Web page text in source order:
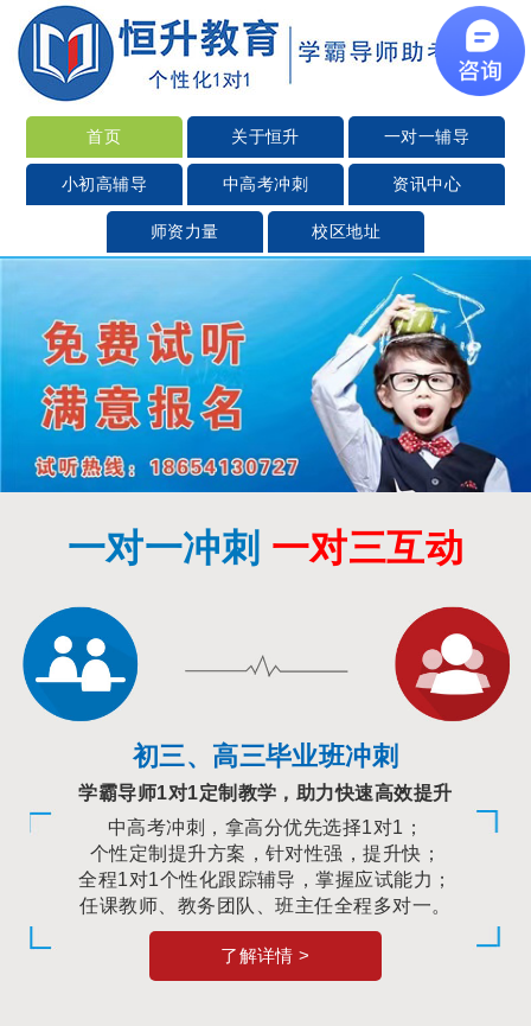
首页 关于恒升 一对一辅导
小初高辅导 中高考冲刺 资讯中心
师资力量 校区地址
一对一冲刺 一对三互动
初三、高三毕业班冲刺
学霸导师1对1定制教学，助力快速高效提升
中高考冲刺，拿高分优先选择1对1；
个性定制提升方案，针对性强，提升快；
全程1对1个性化跟踪辅导，掌握应试能力；
任课教师、教务团队、班主任全程多对一。
了解详情 >